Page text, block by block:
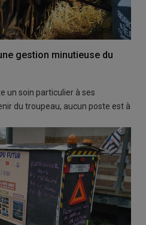
gestion minutieuse du
un soin particulier à ses
du troupeau, aucun poste est à